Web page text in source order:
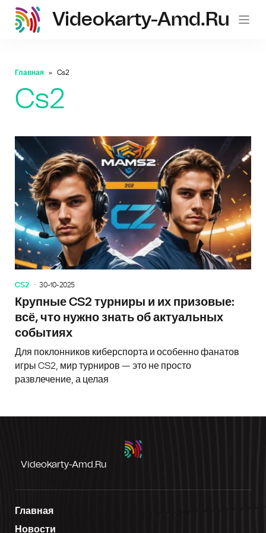
Videokarty-Amd.ru
Главная Cs2
Cs2
CS2 30-10-2025
Крупные CS2 турниры и их призовые:
всё, что нужно знать об актуальных
событиях
Для поклонников киберспорта и особенно фанатов
игры CS2, мир турниров — это не просто
развлечение, а целая
Videokarty-Amd.ru
Главная
Новости